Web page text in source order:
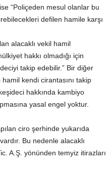
“Poliçeden mesul olanlar bu
defilen hamile karşı
alacaklı vekil hamil
hakkı olmadığı için
takip edebilir.” Bir diğer
kendi cirantasını takip
hakkında kambiyo
yasal engel yoktur.
ciro şerhinde yukarıda
Bu nedenle alacaklı
A.Ş. yönünden temyiz itirazları